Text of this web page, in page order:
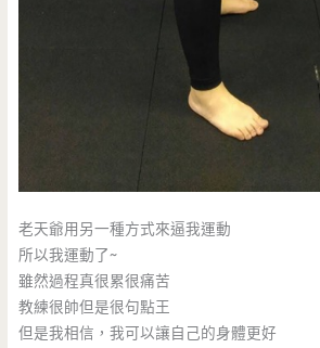
老天爺用另一種方式來逼我運動
所以我運動了~
雖然過程真很累很痛苦
教練很帥但是很句點王
但是我相信，我可以讓自己的身體更好